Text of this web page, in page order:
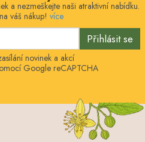
a nezmeškejte naši atraktivní nabídku.
váš nákup! více
Přihlásit se
novinek a akcí
Google reCAPTCHA